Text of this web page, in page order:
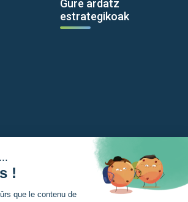
Gure ardatz
estrategikoak
Euroeskualdea
Zer da Euroeskualdea?
Berriak